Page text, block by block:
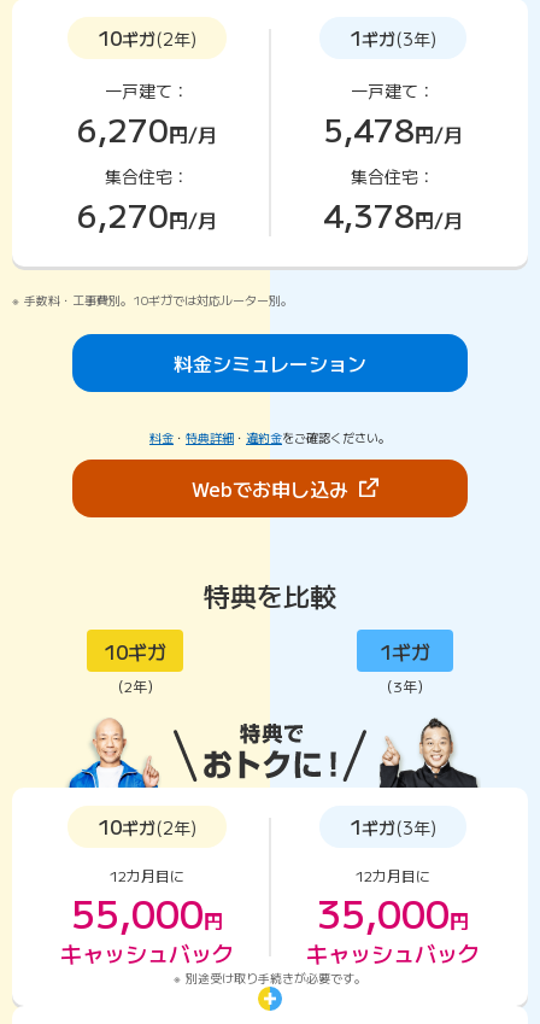
10ギガ(2年)
一戸建て：
6,270円/月
集合住宅：
6,270円/月
1ギガ(3年)
一戸建て：
5,478円/月
集合住宅：
4,378円/月
手数料・工事費別。10ギガでは対応ルーター別。
料金シミュレーション
料金 ・ 特典詳細 ・ 違約金をご確認ください。
Webでお申し込み（新しいタブで開き
特典を比較
10ギガ
（2年）
1ギガ
（3年）
キャッシュバック
10ギガ(2年)
12カ月目に
55,000円
キャッシュバック
1ギガ(3年)
12カ月目に
35,000円
キャッシュバック
別途受け取り手続きが必要です。